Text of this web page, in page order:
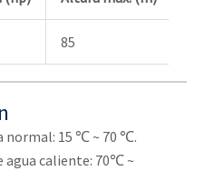
85
normal: 15 ℃ ~ 70 ℃.
agua caliente: 70℃ ~